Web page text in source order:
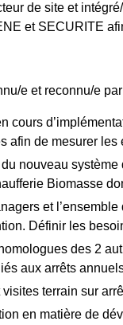
de site et
et SECURITE
e et reconnu/e
cours
afin de mesurer
nouveau
Biomasse
et
Définir les
des 2
aux arrêts
terrain sur
en matière de